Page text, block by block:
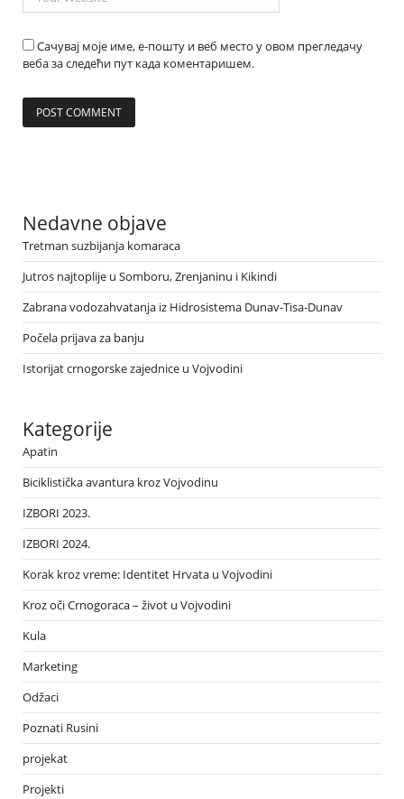
Сачувај моје име, е-пошту и веб место у овом прегледачу
веба за следећи пут када коментаришем.
Nedavne objave
Tretman suzbijanja komaraca
Jutros najtoplije u Somboru, Zrenjaninu i Kikindi
Zabrana vodozahvatanja iz Hidrosistema Dunav-Tisa-Dunav
Počela prijava za banju
Istorijat crnogorske zajednice u Vojvodini
Kategorije
Apatin
Biciklistička avantura kroz Vojvodinu
IZBORI 2023.
IZBORI 2024.
Korak kroz vreme: Identitet Hrvata u Vojvodini
Kroz oči Crnogoraca – život u Vojvodini
Kula
Marketing
Odžaci
Poznati Rusini
projekat
Projekti